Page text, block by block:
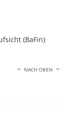
(BaFin)
NACH OBEN